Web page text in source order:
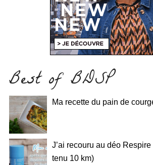
Best of BDSP
Ma recette du pain de
J’ai recouru au déo
tenu 10 km)